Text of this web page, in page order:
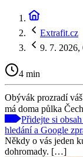
Extrafit.cz
9. 7. 2026,
4 min
Obývák prozradí
má doma půlka
Přidejte si
hledání a Google
Někdy o vás jeden
dohromady. […]